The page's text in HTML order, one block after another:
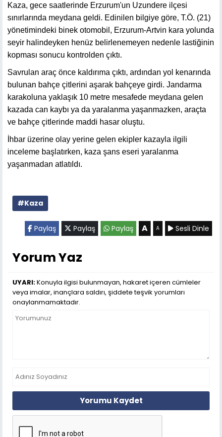
Kaza, gece saatlerinde Erzurum'un Uzundere ilçesi
sınırlarında meydana geldi. Edinilen bilgiye göre, T.Ö. (21)
yönetimindeki binek otomobil, Erzurum-Artvin kara yolunda
seyir halindeyken henüz belirlenemeyen nedenle lastiğinin
kopması sonucu kontrolden çıktı.
Savrulan araç önce kaldırıma çıktı, ardından yol kenarında
bulunan bahçe çitlerini aşarak bahçeye girdi. Jandarma
karakoluna yaklaşık 10 metre mesafede meydana gelen
kazada can kaybı ya da yaralanma yaşanmazken, araçta
ve bahçe çitlerinde maddi hasar oluştu.
İhbar üzerine olay yerine gelen ekipler kazayla ilgili
inceleme başlatırken, kaza şans eseri yaralanma
yaşanmadan atlatıldı.
#Kaza
Paylaş Paylaş Paylaş A A Sesli Dinle
Yorum Yaz
UYARI:Konuyla ilgisi bulunmayan, hakaret içeren cümleler
veya imalar, inançlara saldırı, şiddete teşvik yorumları
onaylanmamaktadır.
Yorumu Kaydet